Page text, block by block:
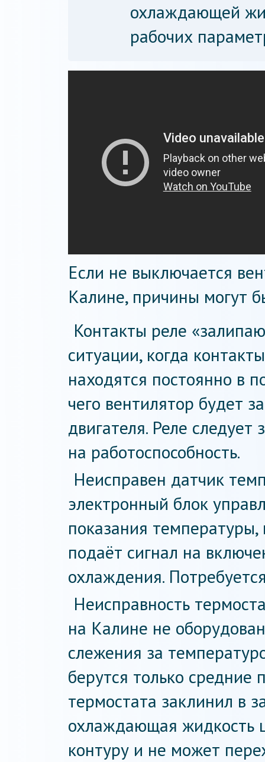
охлаждающей
рабочих
Если не выключается
Калине, причины могут
Контакты реле
ситуации, когда
находятся постоянно в
чего вентилятор будет
двигателя. Реле
на работоспособность.
Неисправен датчик
электронный блок
показания температуры,
подаёт сигнал на
охлаждения.
Неисправность
на Калине не
слежения за
берутся только средние
термостата заклинил в
охлаждающая жидкость
контуру и не может